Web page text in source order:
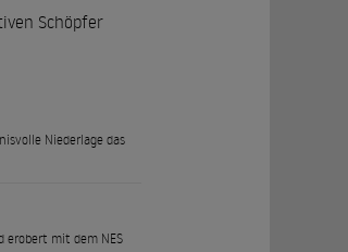
Schöpfer
Niederlage das
erobert mit dem NES